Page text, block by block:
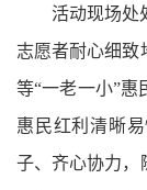
活动现场处
志愿者耐心细致
等“一老一小”惠
惠民红利清晰
子、齐心协力，